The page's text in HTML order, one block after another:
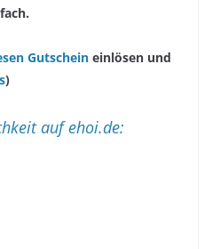
Gutschein einlösen und
)
auf ehoi.de: